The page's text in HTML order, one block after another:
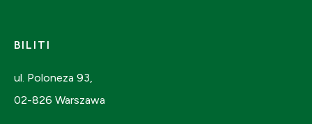
BILITI
ul. Poloneza 93,
02-826 Warszawa